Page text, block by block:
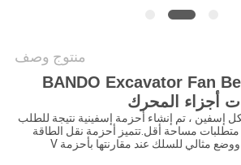
منتوج وصف
BANDO Excavator Fan
، تم إنشاء أحزمة إسفينية نتيجة للطلب
مساحة أقل.تتميز أحزمة نقل الطاقة
هذه ببناء محسن للسلك ووضع مثالي للسلك عند مقارنتها بأحزمة V